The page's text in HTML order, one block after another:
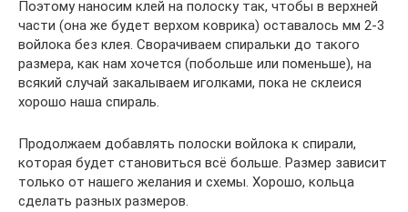
Поэтому наносим клей на полоску так, чтобы в верхней
части (она же будет верхом коврика) оставалось мм 2-3
войлока без клея. Сворачиваем спиральки до такого
размера, как нам хочется (побольше или поменьше), на
всякий случай закалываем иголками, пока не склеися
хорошо наша спираль.
Продолжаем добавлять полоски войлока к спирали,
которая будет становиться всё больше. Размер зависит
только от нашего желания и схемы. Хорошо, кольца
сделать разных размеров.